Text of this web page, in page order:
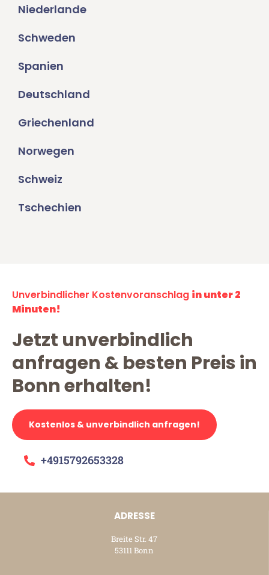
Niederlande
Schweden
Spanien
Deutschland
Griechenland
Norwegen
Schweiz
Tschechien
Unverbindlicher Kostenvoranschlag in unter 2
Minuten!
Jetzt unverbindlich
anfragen & besten Preis in
Bonn erhalten!
Kostenlos & unverbindlich anfragen!
+4915792653328
ADRESSE
Breite Str. 47
53111 Bonn